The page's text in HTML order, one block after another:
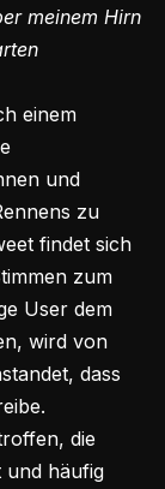
meinem Hirn
einem
und
zu
findet sich
zum
User dem
wird von
dass
die
und häufig